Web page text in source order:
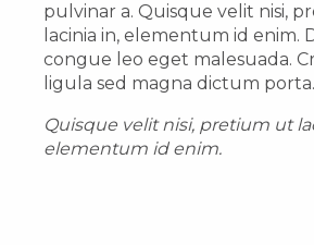
pulvinar a. Quisque velit nisi,
lacinia in, elementum id enim.
congue leo eget malesuada.
ligula sed magna dictum porta.
Quisque velit nisi, pretium ut
elementum id enim.